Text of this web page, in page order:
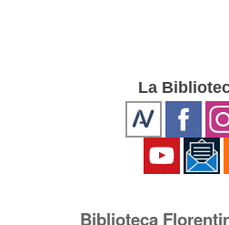
La
Biblioteca